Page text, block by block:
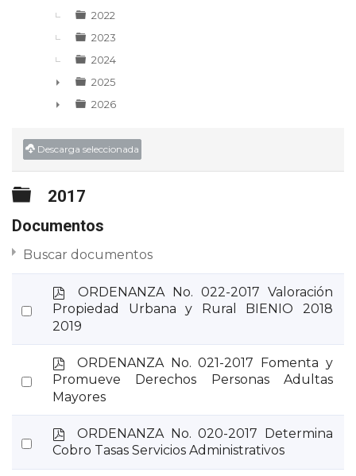
2022
2023
2024
►
2025
2026
Descarga seleccionada
Carpeta
2017
Documentos
Buscar documentos
Select
p
d
f
ORDENANZA No. 022-2017 Valoración
Propiedad Urbana y Rural BIENIO 2018
2019
Select
p
d
f
ORDENANZA No. 021-2017 Fomenta y
Promueve Derechos Personas Adultas
Mayores
Select
p
d
ORDENANZA No. 020-2017 Determina
Cobro Tasas Servicios Administrativos